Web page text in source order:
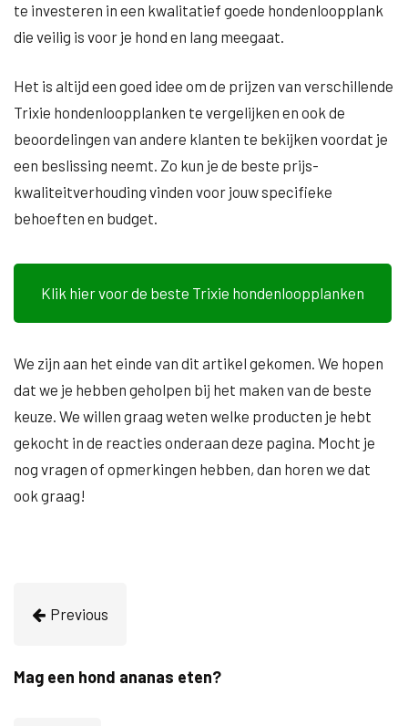
te investeren in een kwalitatief goede hondenloopplank
die veilig is voor je hond en lang meegaat.
Het is altijd een goed idee om de prijzen van verschillende
Trixie hondenloopplanken te vergelijken en ook de
beoordelingen van andere klanten te bekijken voordat je
een beslissing neemt. Zo kun je de beste prijs-
kwaliteitverhouding vinden voor jouw specifieke
behoeften en budget.
Klik hier voor de beste Trixie hondenloopplanken
We zijn aan het einde van dit artikel gekomen. We hopen
dat we je hebben geholpen bij het maken van de beste
keuze. We willen graag weten welke producten je hebt
gekocht in de reacties onderaan deze pagina. Mocht je
nog vragen of opmerkingen hebben, dan horen we dat
ook graag!
Previous
Mag een hond ananas eten?